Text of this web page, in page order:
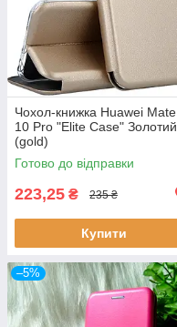
Чохол-книжка Huawei Mate
10 Pro "Elite Case" Золотий
(gold)
Готово до відправки
223,25 ₴ 235 ₴
Купити
–5%